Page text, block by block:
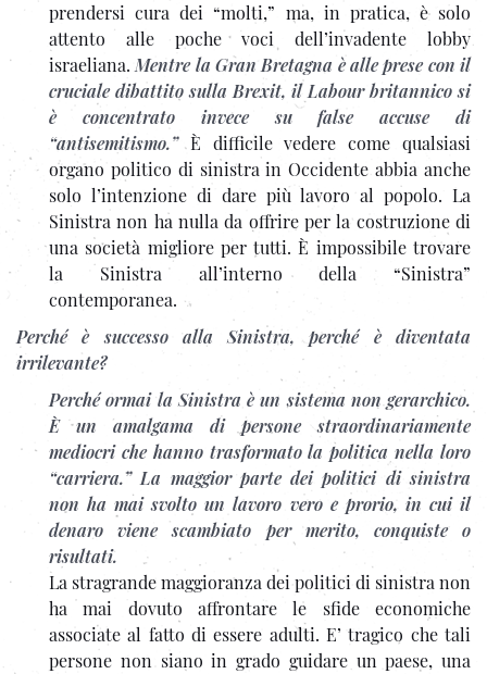
prendersi cura dei “molti,” ma, in pratica, è solo
attento alle poche voci dell’invadente lobby
israeliana. Mentre la Gran Bretagna è alle prese con il
cruciale dibattito sulla Brexit, il Labour britannico si
è concentrato invece su false accuse di
“antisemitismo.” È difficile vedere come qualsiasi
organo politico di sinistra in Occidente abbia anche
solo l’intenzione di dare più lavoro al popolo. La
Sinistra non ha nulla da offrire per la costruzione di
una società migliore per tutti. È impossibile trovare
la Sinistra all’interno della “Sinistra”
contemporanea.
Perché è successo alla Sinistra, perché è diventata
irrilevante?
Perché ormai la Sinistra è un sistema non gerarchico.
È un amalgama di persone straordinariamente
mediocri che hanno trasformato la politica nella loro
“carriera.” La maggior parte dei politici di sinistra
non ha mai svolto un lavoro vero e prorio, in cui il
denaro viene scambiato per merito, conquiste o
risultati.
La stragrande maggioranza dei politici di sinistra non
ha mai dovuto affrontare le sfide economiche
associate al fatto di essere adulti. E’ tragico che tali
persone non siano in grado guidare un paese, una